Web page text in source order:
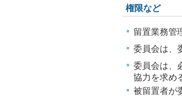
権限など
留置業務管
委員会は、
委員会は、
協力を求め
被留置者が